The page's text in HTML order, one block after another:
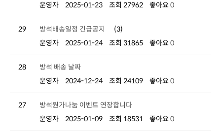
운영자
2025-01-23 조회 27962 좋아요 0
29 방석배송일정 긴급공지
(3)
운영자
2025-01-24 조회 31865 좋아요 0
28
방석 배송 날짜
운영자
2024-12-24 조회 24109 좋아요 0
27
방석원가나눔 이벤트 연장합니다
운영자
2025-01-09 조회 18531 좋아요 0